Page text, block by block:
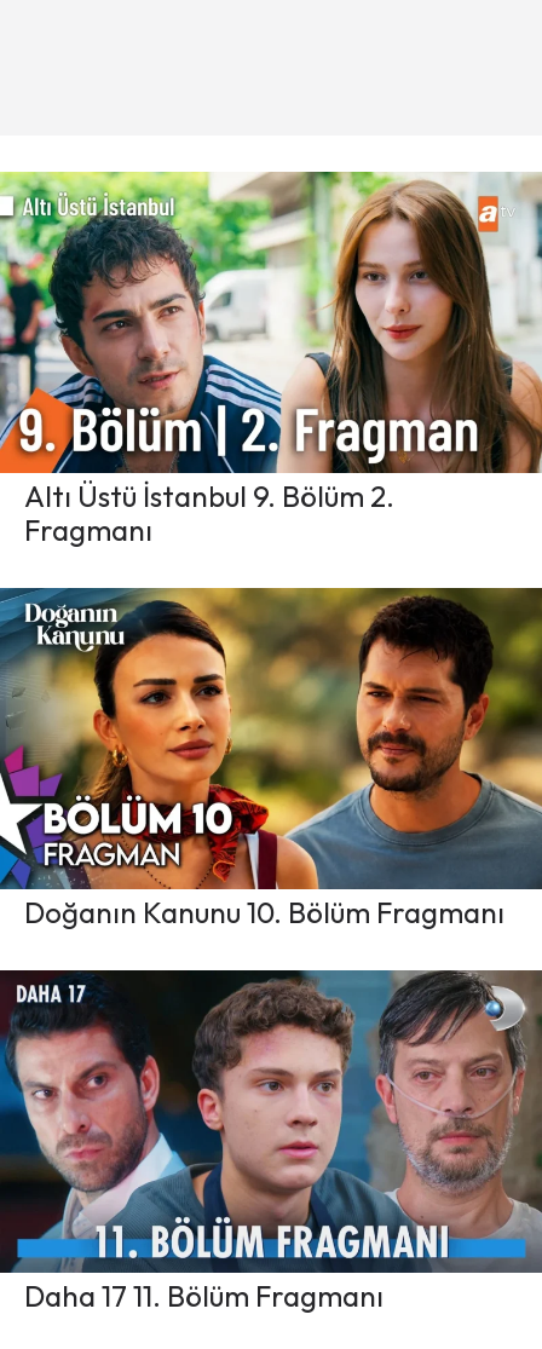
Altı Üstü İstanbul 9. Bölüm 2.
Fragmanı
Doğanın Kanunu 10. Bölüm Fragmanı
Daha 17 11. Bölüm Fragmanı